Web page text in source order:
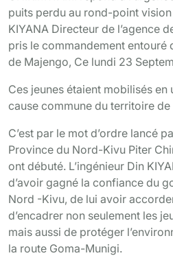
puits perdu au rond-point
KIYANA Directeur de l’agence
pris le commandement entouré
de Majengo, Ce lundi 23
Ces jeunes étaient mobilisés en
cause commune du territoire
C’est par le mot d’ordre lancé
Province du Nord-Kivu Piter
ont débuté. L’ingénieur Din
d’avoir gagné la confiance du
Nord -Kivu, de lui avoir
d’encadrer non seulement les
mais aussi de protéger
la route Goma-Munigi.